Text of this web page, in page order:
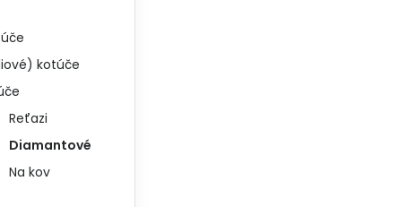
kotúče
Reťazi
Diamantové
Na kov